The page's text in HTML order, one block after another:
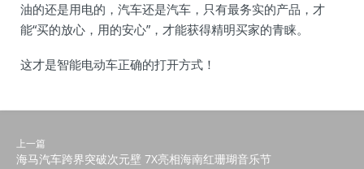
油的还是用电的，汽车还是汽车，只有最务实的产品，才
能“买的放心，用的安心”，才能获得精明买家的青睐。
这才是智能电动车正确的打开方式！
上一篇
海马汽车跨界突破次元壁 7X亮相海南红珊瑚音乐节